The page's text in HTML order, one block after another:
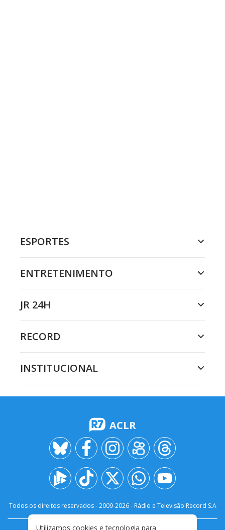
ESPORTES
ENTRETENIMENTO
JR 24H
RECORD
INSTITUCIONAL
ACLR
Todos os direitos reservados - 2009-2026- Rádio e Televisão Record S.A
Utilizamos cookies e tecnologia para